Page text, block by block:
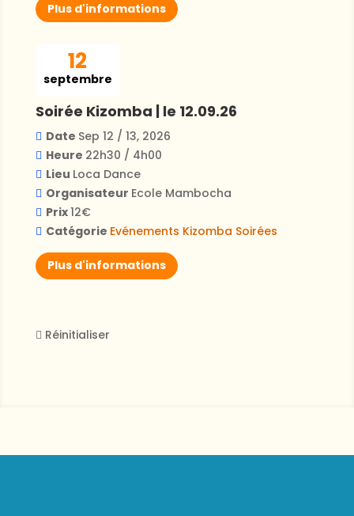
Plus d'informations
12
septembre
Soirée Kizomba | le 12.09.26
Date Sep 12 / 13, 2026
Heure 22h30 / 4h00
Lieu Loca Dance
Organisateur Ecole Mambocha
Prix12€
Catégorie Evénements Kizomba Soirées
Plus d'informations
Réinitialiser